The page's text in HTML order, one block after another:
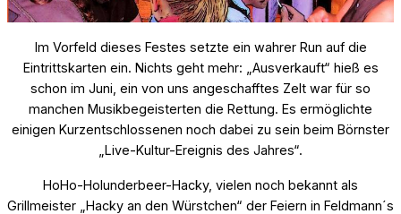
Im Vorfeld dieses Festes setzte ein wahrer Run auf die
Eintrittskarten ein. Nichts geht mehr: „Ausverkauft“ hieß es
schon im Juni, ein von uns angeschafftes Zelt war für so
manchen Musikbegeisterten die Rettung. Es ermöglichte
einigen Kurzentschlossenen noch dabei zu sein beim Börnster
„Live-Kultur-Ereignis des Jahres“.
HoHo-Holunderbeer-Hacky, vielen noch bekannt als
Grillmeister „Hacky an den Würstchen“ der Feiern in Feldmann´s